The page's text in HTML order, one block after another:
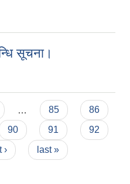
सूचना।
85
86
90 91
92
› last »